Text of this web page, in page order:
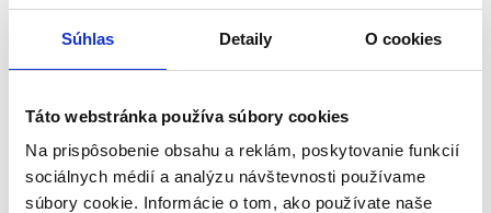
Súhlas Detaily O cookies
Táto webstránka používa súbory cookies
Na prispôsobenie obsahu a reklám, poskytovanie funkcií
sociálnych médií a analýzu návštevnosti používame
súbory cookie. Informácie o tom, ako používate naše
Odrážadlá
Aktuálne vypredané
Odrážadlá
Aktuálne vypredané